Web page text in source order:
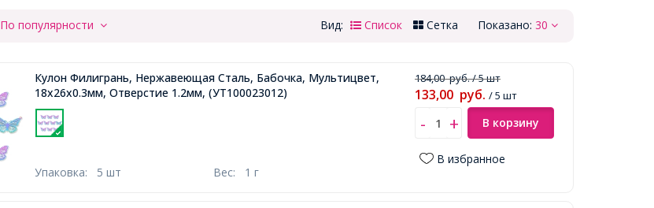
По популярности Показано: 30
Вид: Список Сетка
Кулон Филигрань, Нержавеющая Сталь, Бабочка, Мультицвет,
18x26x0.3мм, Отверстие 1.2мм, (УТ100023012)
Упаковка: 5 шт Вес: 1 г
184,00руб./ 5 шт
133,00 руб. / 5 шт
В корзину
В избранное